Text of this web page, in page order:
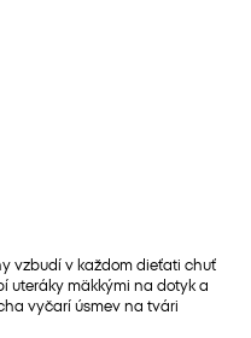
vzbudí v každom dieťati chuť
uteráky mäkkými na dotyk a
vyčarí úsmev na tvári